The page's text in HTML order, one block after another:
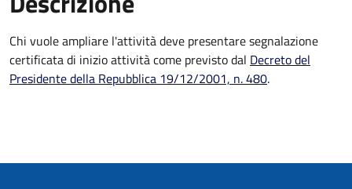
Chi vuole ampliare l'attività deve presentaresegnalazione
certificata di inizio attivitàcome previsto dal Decreto del
Presidente della Repubblica 19/12/2001, n. 480.